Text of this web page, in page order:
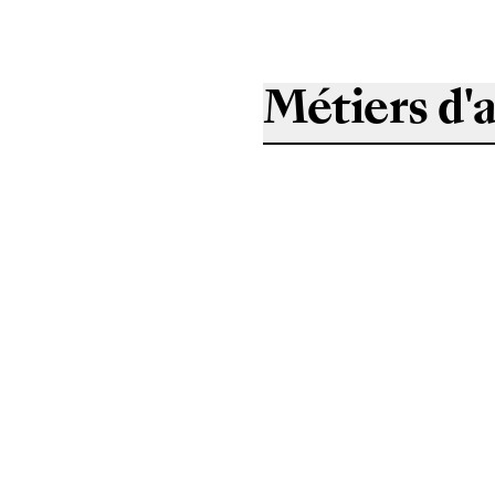
Métiers